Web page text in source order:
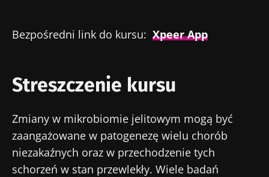
Bezpośredni link do kursu: Xpeer App
Streszczenie kursu
Zmiany w mikrobiomie jelitowym mogą być
zaangażowane w patogenezę wielu chorób
niezakaźnych oraz w przechodzenie tych
schorzeń w stan przewlekły. Wiele badań